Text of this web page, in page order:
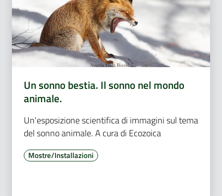
Un sonno bestia. Il sonno nel mondo
animale.
Un'esposizione scientifica di immagini sul tema
del sonno animale. A cura di Ecozoica
Mostre/Installazioni